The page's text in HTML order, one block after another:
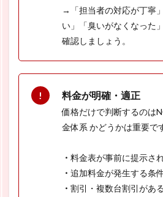
→「担当者の対応が丁寧
い」「臭いがなくなった
確認しましょう。
料金が明確・適正
価格だけで判断するのは
金体系 かどうかは重要で
・ 料金表が事前に提示さ
・ 追加料金が発生する条
・ 割引・複数台割引があ